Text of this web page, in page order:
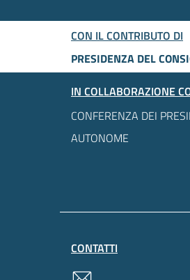
CON IL CONTRIBUTO DI
PRESIDENZA DEL
IN COLLABORAZIONE
CONFERENZA DEI
AUTONOME
CONTATTI